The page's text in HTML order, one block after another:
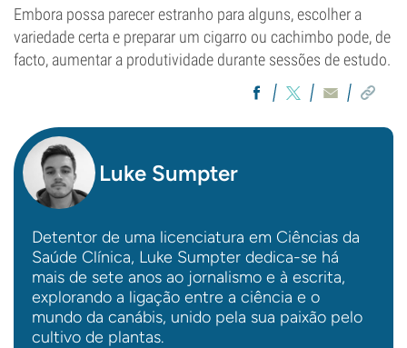
Embora possa parecer estranho para alguns, escolher a
variedade certa e preparar um cigarro ou cachimbo pode, de
facto, aumentar a produtividade durante sessões de estudo.
Luke Sumpter
Detentor de uma licenciatura em Ciências da
Saúde Clínica, Luke Sumpter dedica-se há
mais de sete anos ao jornalismo e à escrita,
explorando a ligação entre a ciência e o
mundo da canábis, unido pela sua paixão pelo
cultivo de plantas.